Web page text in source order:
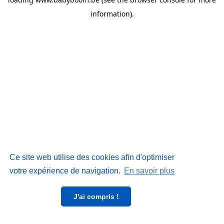
Ce site web utilise des cookies afin d'optimiser
votre expérience de navigation. En savoir plus
J'ai compris !
information).